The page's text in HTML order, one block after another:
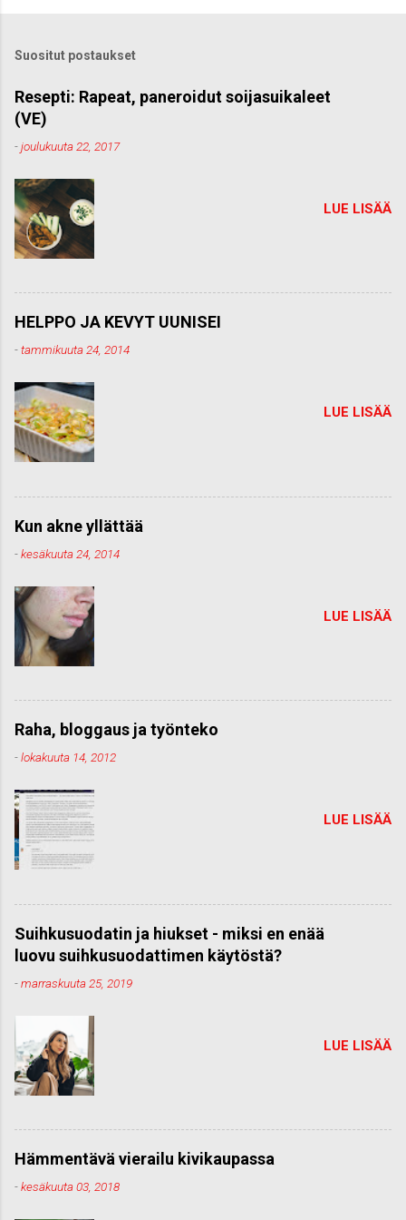
Suositut postaukset
Resepti: Rapeat, paneroidut soijasuikaleet
(VE)
-joulukuuta 22, 2017
LUE LISÄÄ
HELPPO JA KEVYT UUNISEI
-tammikuuta 24, 2014
LUE LISÄÄ
Kun akne yllättää
-kesäkuuta 24, 2014
LUE LISÄÄ
Raha, bloggaus ja työnteko
-lokakuuta 14, 2012
LUE LISÄÄ
Suihkusuodatin ja hiukset - miksi en enää
luovu suihkusuodattimen käytöstä?
-marraskuuta 25, 2019
LUE LISÄÄ
Hämmentävä vierailu kivikaupassa
-kesäkuuta 03, 2018